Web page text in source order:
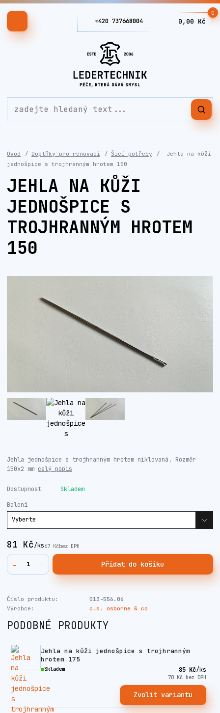
+420 737668004
0
0,00 Kč
Úvod Doplňky pro renovaci Šicí potřeby
Jehla na kůži
jednošpice s trojhranným hrotem 150
JEHLA NA KŮŽI
JEDNOŠPICE S
TROJHRANNÝM HROTEM
150
Jehla jednošpice s trojhranným hrotem niklovaná. Rozměr
150x2 mm celý popis
Dostupnost Skladem
Balení
81 Kč/ks67 Kčbez DPH
Přidat do košíku
Číslo produktu:
013-556.06
Výrobce:
c.s. osborne & co
PODOBNÉ PRODUKTY
Jehla na kůži jednošpice s trojhranným
hrotem 175
85 Kč/ks
70 Kč bez DPH
Skladem
Zvolit variantu